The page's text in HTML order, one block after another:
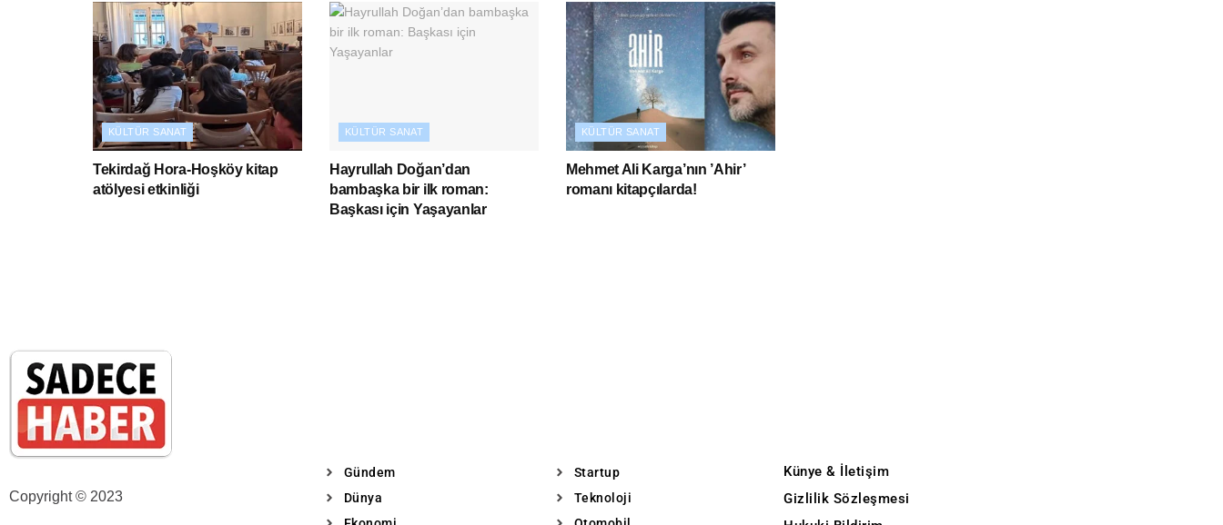
KÜLTÜR SANAT
Tekirdağ Hora-Hoşköy kitap
atölyesi etkinliği
KÜLTÜR SANAT
Hayrullah Doğan’dan
bambaşka bir ilk roman:
Başkası için Yaşayanlar
KÜLTÜR SANAT
Mehmet Ali Karga’nın ’Ahir’
romanı kitapçılarda!
Copyright © 2023
Gündem
Dünya
Startup
Teknoloji
Künye & İletişim
Gizlilik Sözleşmesi